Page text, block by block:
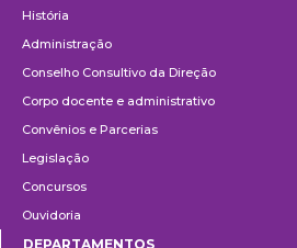
História
Administração
Conselho Consultivo da Direção
Corpo docente e administrativo
Convênios e Parcerias
Legislação
Concursos
Ouvidoria
DEPARTAMENTOS